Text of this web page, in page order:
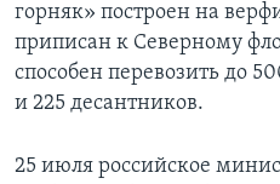
горняк» построен на
приписан к Северному
способен перевозить до
и 225 десантников.
25 июля российское